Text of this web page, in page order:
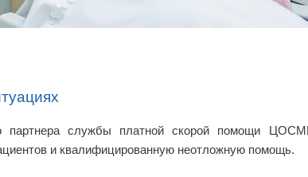
партнера службы платной скорой помощи
и квалифицированную неотложную помощь.